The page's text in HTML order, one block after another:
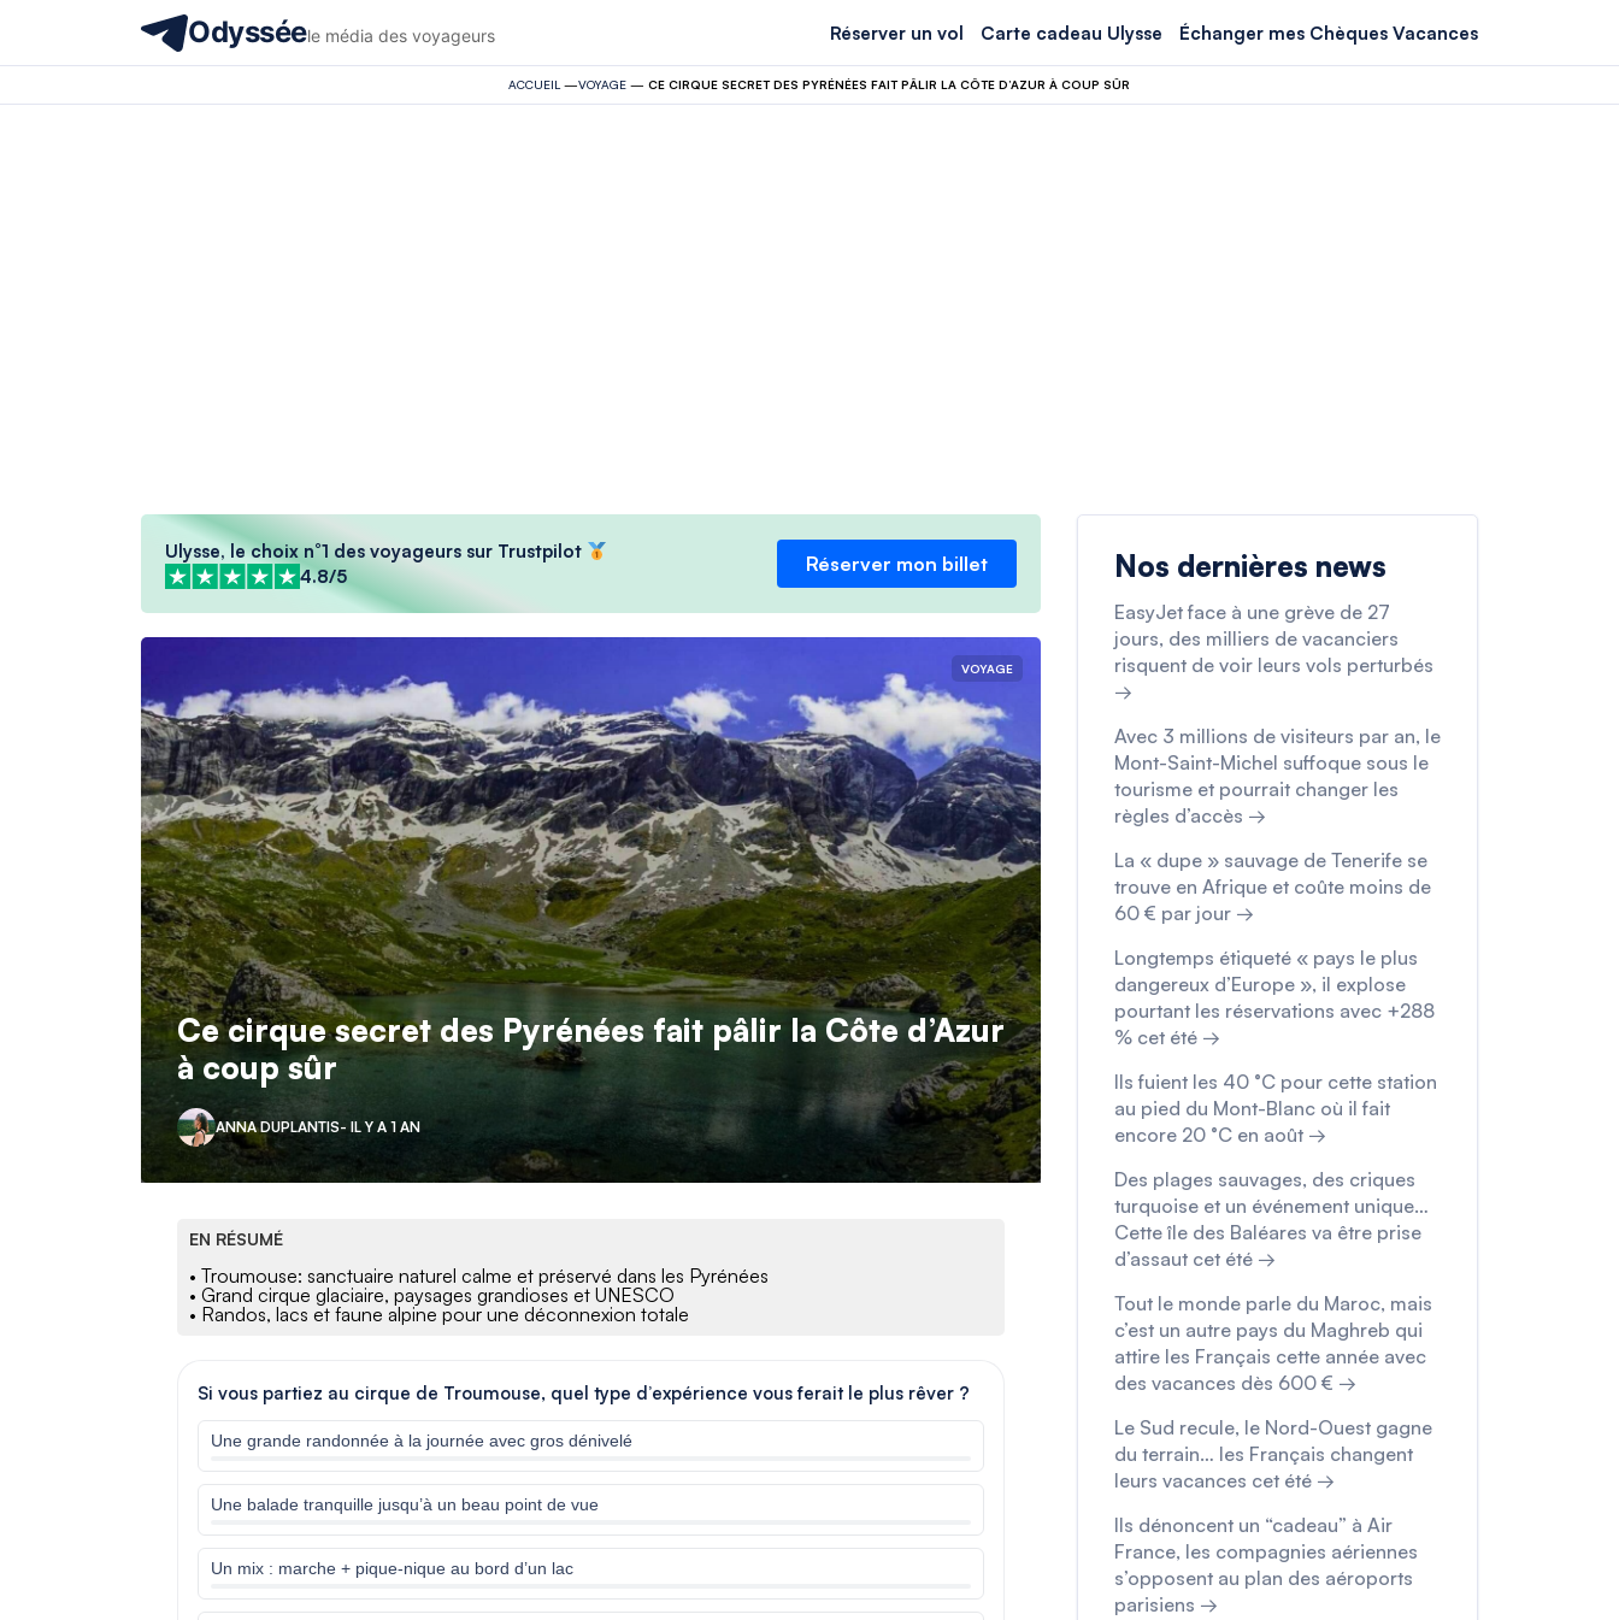
Odysséele média des voyageurs Réserver un vol Carte cadeau Ulysse Échanger mes Chèques Vacances
ACCUEIL —VOYAGE— CE CIRQUE SECRET DES PYRÉNÉES FAIT PÂLIR LA CÔTE D’AZUR À COUP SÛR
Ulysse, le choix n°1 des voyageurs sur Trustpilot
4.8/5
Réserver mon billet
VOYAGE
Ce cirque secret des Pyrénées fait pâlir la Côte d’Azur
à coup sûr
ANNA DUPLANTIS- IL Y A 1 AN
EN RÉSUMÉ
• Troumouse: sanctuaire naturel calme et préservé dans les Pyrénées
• Grand cirque glaciaire, paysages grandioses et UNESCO
• Randos, lacs et faune alpine pour une déconnexion totale
Si vous partiez au cirque de Troumouse, quel type d’expérience vous ferait le plus rêver ?
Une grande randonnée à la journée avec gros dénivelé
Une balade tranquille jusqu’à un beau point de vue
Un mix : marche + pique-nique au bord d’un lac
Nos dernières news
EasyJet face à une grève de 27
jours, des milliers de vacanciers
risquent de voir leurs vols perturbés
→
Avec 3 millions de visiteurs par an, le
Mont-Saint-Michel suffoque sous le
tourisme et pourrait changer les
règles d’accès →
La « dupe » sauvage de Tenerife se
trouve en Afrique et coûte moins de
60 € par jour →
Longtemps étiqueté « pays le plus
dangereux d’Europe », il explose
pourtant les réservations avec +288
% cet été →
Ils fuient les 40 °C pour cette station
au pied du Mont-Blanc où il fait
encore 20 °C en août →
Des plages sauvages, des criques
turquoise et un événement unique…
Cette île des Baléares va être prise
d’assaut cet été →
Tout le monde parle du Maroc, mais
c’est un autre pays du Maghreb qui
attire les Français cette année avec
des vacances dès 600 € →
Le Sud recule, le Nord-Ouest gagne
du terrain… les Français changent
leurs vacances cet été →
Ils dénoncent un “cadeau” à Air
France, les compagnies aériennes
s’opposent au plan des aéroports
parisiens →